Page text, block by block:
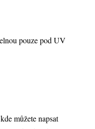
pouze pod UV
kde můžete napsat